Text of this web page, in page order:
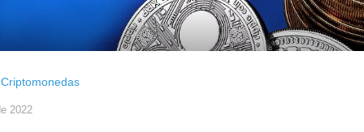
Criptomonedas
2022